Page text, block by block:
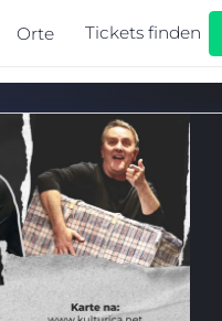
Orte Tickets finden